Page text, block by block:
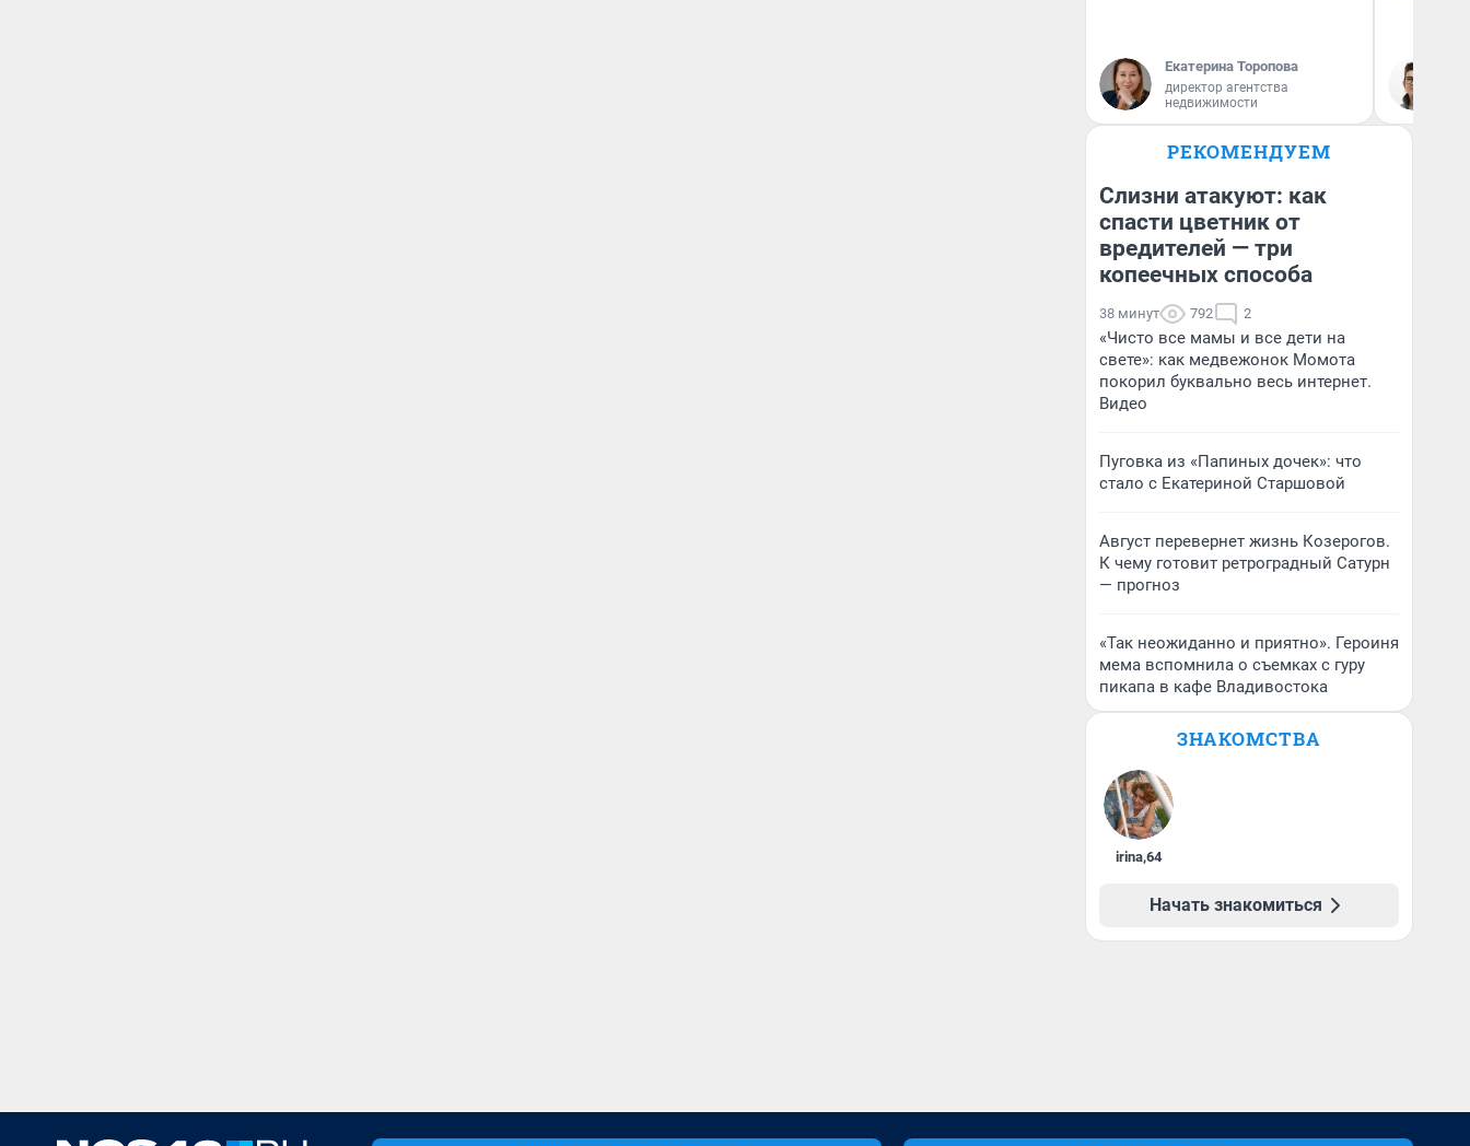
Екатерина Торопова
директор агентства
недвижимости
РЕКОМЕНДУЕМ
Слизни атакуют: как
спасти цветник от
вредителей — три
копеечных способа
38 минут 792 2
«Чисто все мамы и все дети на
свете»: как медвежонок Момота
покорил буквально весь интернет.
Видео
Пуговка из «Папиных дочек»: что
стало с Екатериной Старшовой
Август перевернет жизнь Козерогов.
К чему готовит ретроградный Сатурн
— прогноз
«Так неожиданно и приятно». Героиня
мема вспомнила о съемках с гуру
пикапа в кафе Владивостока
ЗНАКОМСТВА
irina,64
Начать знакомиться